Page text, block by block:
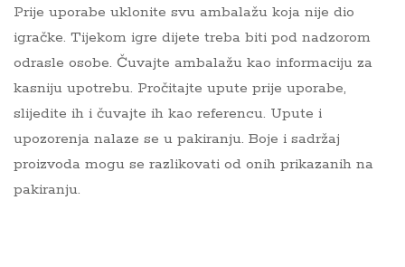
Prije uporabe uklonite svu ambalažu koja nije dio
igračke. Tijekom igre dijete treba biti pod nadzorom
odrasle osobe. Čuvajte ambalažu kao informaciju za
kasniju upotrebu. Pročitajte upute prije uporabe,
slijedite ih i čuvajte ih kao referencu. Upute i
upozorenja nalaze se u pakiranju. Boje i sadržaj
proizvoda mogu se razlikovati od onih prikazanih na
pakiranju.